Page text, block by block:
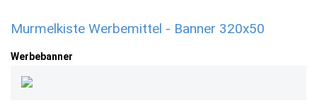
Murmelkiste Werbemittel - Banner 320x50
Werbebanner